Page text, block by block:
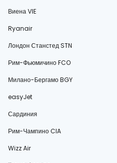
Виена VIE
Ryanair
Лондон Станстед STN
Рим-Фьюмичино FCO
Милано-Бергамо BGY
easyJet
Сардиния
Рим-Чампино CIA
Wizz Air